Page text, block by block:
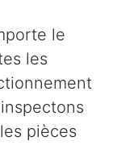
le
les
pièces